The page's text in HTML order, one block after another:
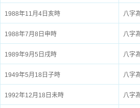
1988年11月4日亥時 八字
1988年7月8日申時 八字
1989年9月5日戌時 八字
1949年5月18日子時 八字
1992年12月18日未時 八字